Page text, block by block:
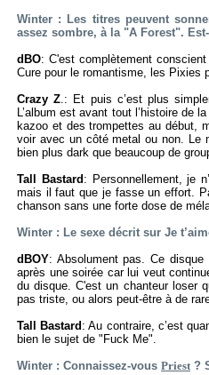
Winter : Les titres peuvent
assez sombre, à la "A Forest".
dBO: C'est complètement
Cure pour le romantisme, les Pixies
Crazy Z.: Et puis c’est plus
L’album est avant tout l’histoire de
kazoo et des trompettes au début,
voir avec un côté metal ou non. Le
bien plus dark que beaucoup de
Tall Bastard : Personnellement, je
mais il faut que je fasse un effort.
chanson sans une forte dose de
Winter : Le sexe décrit sur Je
dBOY: Absolument pas. Ce
après une soirée car lui veut
du disque. C'est un chanteur loser
pas triste, ou alors peut-être à de
Tall Bastard : Au contraire, c’est
bien le sujet de "Fuck Me".
Winter : Connaissez-vous Priest?